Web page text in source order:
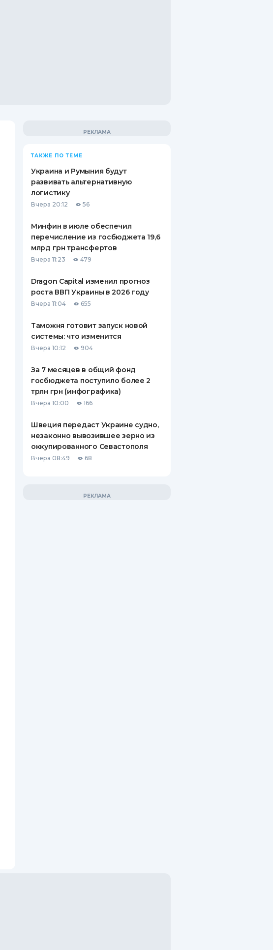
ТАКЖЕ ПО ТЕМЕ
Украина и Румыния будут
развивать альтернативную
логистику
Вчера 20:12 56
Минфин в июле обеспечил
перечисление из госбюджета 19,6
млрд грн трансфертов
Вчера 11:23 479
Dragon Capital изменил прогноз
роста ВВП Украины в 2026 году
Вчера 11:04 655
Таможня готовит запуск новой
системы: что изменится
Вчера 10:12 904
За 7 месяцев в общий фонд
госбюджета поступило более 2
трлн грн (инфографика)
Вчера 10:00 166
Швеция передаст Украине судно,
незаконно вывозившее зерно из
оккупированного Севастополя
Вчера 08:49 68